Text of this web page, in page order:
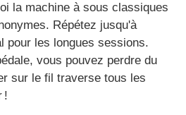
la machine à sous classiques
Répétez jusqu'à
pour les longues sessions.
vous pouvez perdre du
sur le fil traverse tous les
!